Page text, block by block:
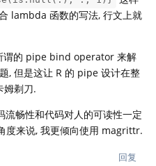
lambda 函数的写法, 行文上就
谓的 pipe bind operator 来解
, 但是这让 R 的 pipe 设计在整
姆剃刀.
流畅性和代码对人的可读性一定
度来说, 我更倾向使用 magrittr.
回复